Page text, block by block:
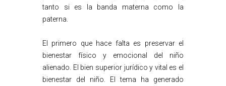
tanto si es la banda materna como la
paterna.
El primero que hace falta es preservar el
bienestar físico y emocional del niño
alienado. El bien superior jurídico y vital es el
bienestar del niño. El tema ha generado